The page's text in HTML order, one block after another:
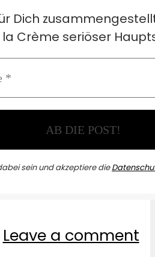
Dich
la Crème seriöser
sein und akzeptiere die
Leave a comment